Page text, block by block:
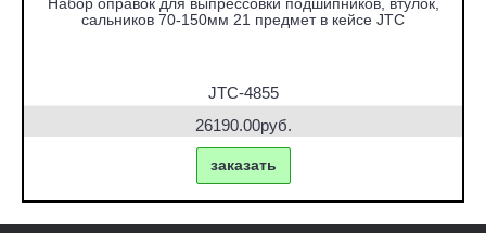
Набор оправок для выпрессовки подшипников, втулок,
сальников 70-150мм 21 предмет в кейсе JTC
JTC-4855
26190.00руб.
заказать